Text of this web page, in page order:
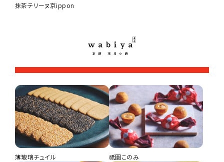
抹茶テリーヌ京ippon
薄玻璃チュイル 祇園このみ